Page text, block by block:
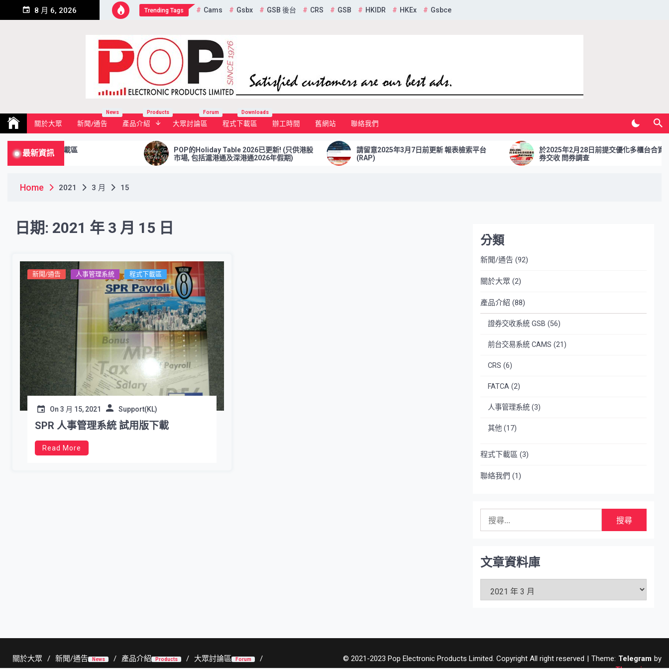
8 月 6, 2026 Trending Tags Cams Gsbx GSB 後台 CRS GSB HKIDR HKEx Gsbce
Pop Electronic Products Limited
關於大眾 新聞/通告
News
產品介紹
Products
大眾討論區
Forum
程式下載區
Downloads
辦工時間 舊網站 聯絡我們
最新資訊
Area 程式下載區
POP的Holiday Table 2026已更新! (只供港股
市場, 包括滬港通及深港通2026年假期)
請留意2025年3月7日前更新 報表檢索平台
(RAP)
於2025年2月28日前提交優化多櫃台合資格證
券交收 問券調查
Home 2021 3 月 15
日期: 2021 年 3 月 15 日
新聞/通告 人事管理系統 程式下載區
On 3 月 15, 2021 Support(KL)
SPR 人事管理系統 試用版下載
Read More
分類
新聞/通告 (92)
關於大眾 (2)
產品介紹 (88)
證券交收系統 GSB (56)
前台交易系統 CAMS (21)
CRS (6)
FATCA(2)
人事管理系統(3)
其他(17)
程式下載區 (3)
聯絡我們 (1)
字:
文章資料庫
資
關於大眾 新聞/通告 News 產品介紹 Products 大眾討論區 Forum © 2021-2023 Pop Electronic Products Limited. Copyright All right reserved | Theme: Telegram by